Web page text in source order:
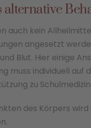
auch kein
angesetzt
Blut. Hier einige
muss individuell
zu
des Körpers